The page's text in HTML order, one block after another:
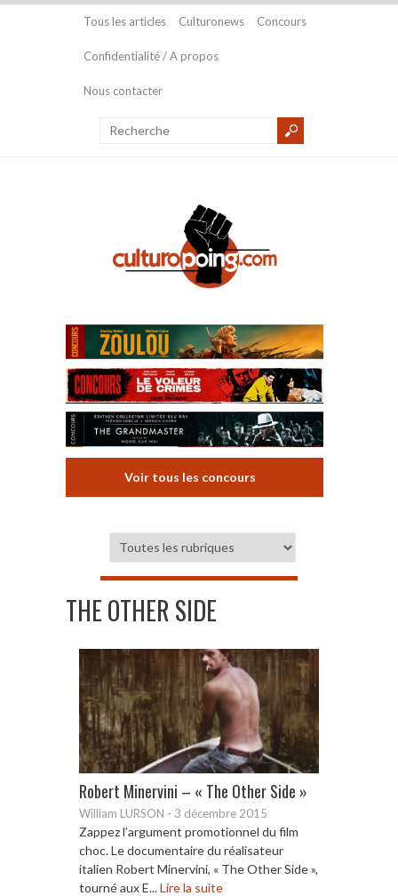
Tous les articles Culturonews Concours
Confidentialité / A propos
Nous contacter
Voir tous les concours
THE OTHER SIDE
Robert Minervini – « The Other Side »
William LURSON - 3 décembre 2015
Zappez l’argument promotionnel du film
choc. Le documentaire du réalisateur
italien Robert Minervini, « The Other Side »,
tourné aux E...Lire la suite